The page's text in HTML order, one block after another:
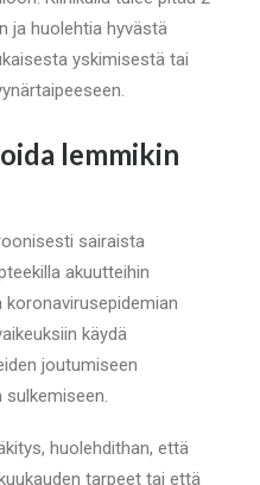
ja huolehtia hyvästä
yskimisestä tai
lemmikin
sairaista
akuutteihin
koronavirusepidemian
käydä
joutumiseen
sulkemiseen.
huolehdithan, että
tarpeet tai että